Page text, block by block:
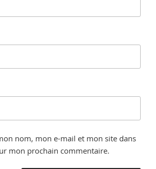
nom, mon e-mail et mon site dans
mon prochain commentaire.